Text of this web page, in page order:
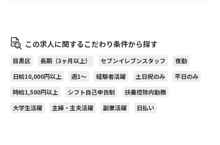
この求人に関するこだわり条件から探す
目黒区 長期（3ヶ月以上） セブンイレブンスタッフ
夜勤
日給10,000円以上
週1～ 経験者活躍 土日祝のみ
平日のみ
時給1,500円以上
シフト自己申告制
扶養控除内勤務
大学生活躍
主婦・主夫活躍 副業活躍 日払い